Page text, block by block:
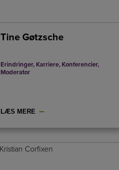
Tine Gøtzsche
Erindringer, Karriere, Konferencier,
Moderator
LÆS MERE